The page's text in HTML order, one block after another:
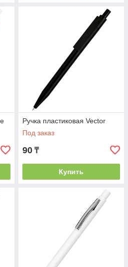
и доставки. Мы предлагаем
сроки и высокое качество
— это простой и эффективный
узнаваемым. Оставьте заявку
предложение на
в Алматы!
Ручка пластиковая Vector
Под заказ
90 ₸
Купить